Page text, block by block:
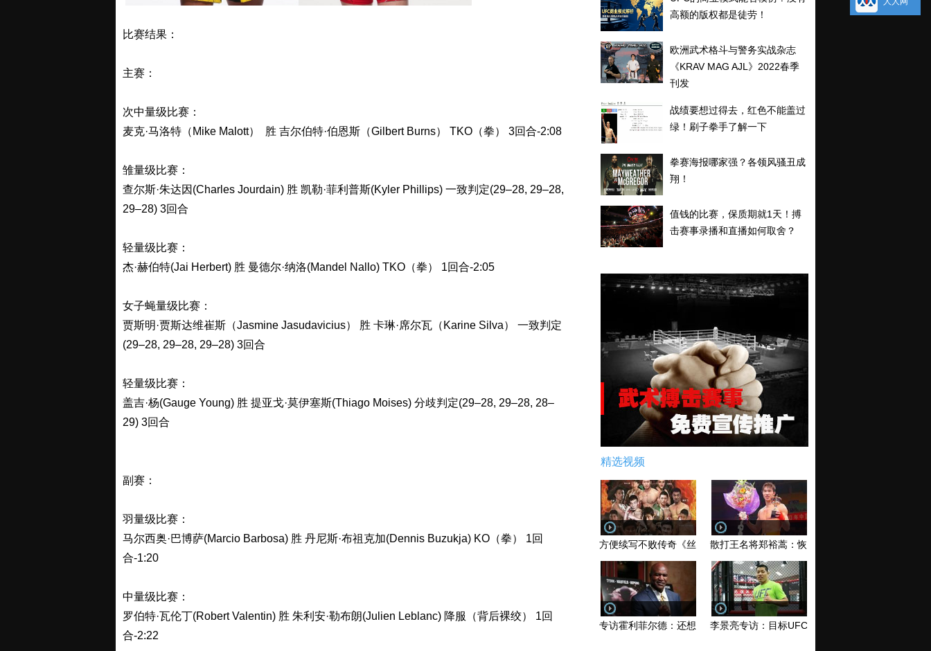
比赛结果：
主赛：
次中量级比赛：
麦克·马洛特（Mike Malott） 胜 吉尔伯特·伯恩斯（Gilbert Burns） TKO（拳） 3回合-2:08
雏量级比赛：
查尔斯·朱达因(Charles Jourdain) 胜 凯勒·菲利普斯(Kyler Phillips) 一致判定(29–28, 29–28,
29–28) 3回合
轻量级比赛：
杰·赫伯特(Jai Herbert) 胜 曼德尔·纳洛(Mandel Nallo) TKO（拳） 1回合-2:05
女子蝇量级比赛：
贾斯明·贾斯达维崔斯（Jasmine Jasudavicius） 胜 卡琳·席尔瓦（Karine Silva） 一致判定
(29–28, 29–28, 29–28) 3回合
轻量级比赛：
盖吉·杨(Gauge Young) 胜 提亚戈·莫伊塞斯(Thiago Moises) 分歧判定(29–28, 29–28, 28–
29) 3回合
副赛：
羽量级比赛：
马尔西奥·巴博萨(Marcio Barbosa) 胜 丹尼斯·布祖克加(Dennis Buzukja) KO（拳） 1回
合-1:20
中量级比赛：
罗伯特·瓦伦丁(Robert Valentin) 胜 朱利安·勒布朗(Julien Leblanc) 降服（背后裸绞） 1回
合-2:22
高额的版权都是徒劳！
欧洲武术格斗与警务实战杂志
《KRAV MAG AJL》2022春季
刊发
战绩要想过得去，红色不能盖过
绿！刷子拳手了解一下
拳赛海报哪家强？各领风骚丑成
翔！
值钱的比赛，保质期就1天！搏
击赛事录播和直播如何取舍？
精选视频
方便续写不败传奇《丝路英雄》太原站全场视频
散打王名将郑裕蒿：恢复训练 有望回归擂台
专访霍利菲尔德：还想再和泰森干一架！李景亮专访：目标UFC金腰带 不做打酱油